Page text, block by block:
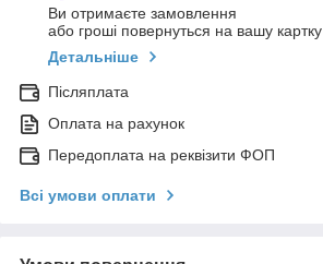
Ви отримаєте замовлення
або гроші повернуться на вашу картку
Детальніше
Післяплата
Оплата на рахунок
Передоплата на реквізити ФОП
Всі умови оплати